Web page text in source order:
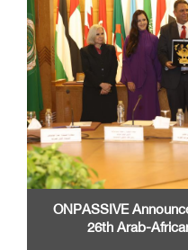
ONPASSIVE
26th Arab-